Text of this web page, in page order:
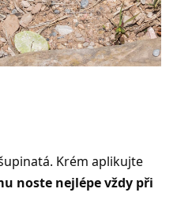
Krém aplikujte
noste nejlépe vždy při